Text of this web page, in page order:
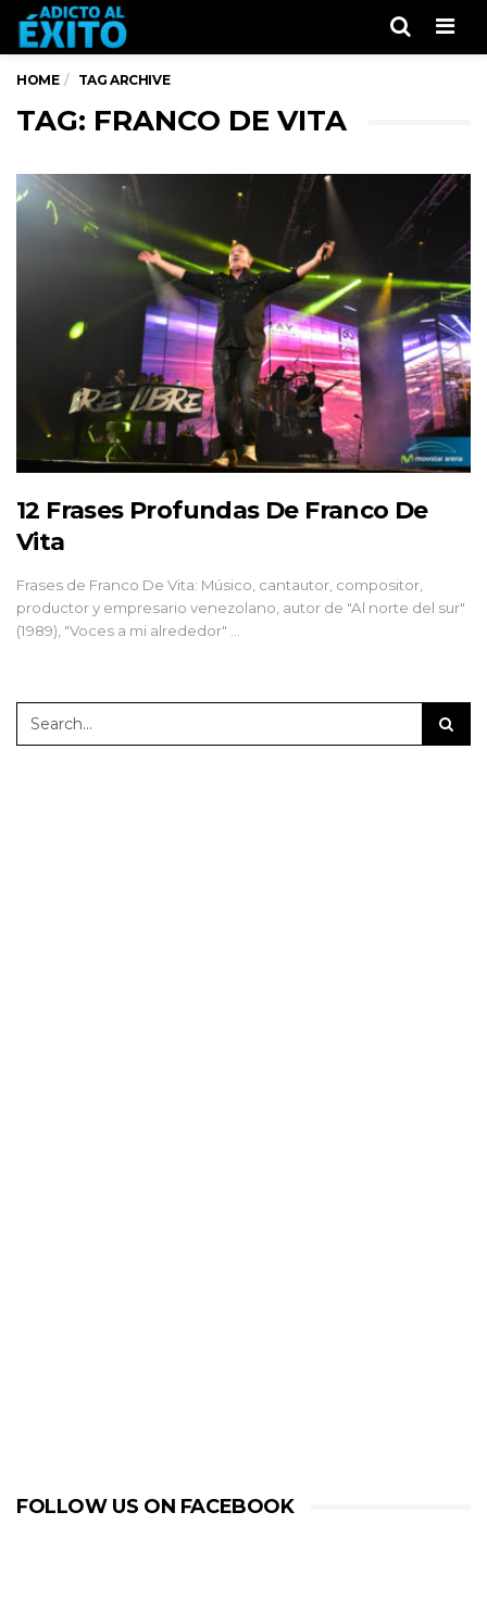
HOME TAG ARCHIVE
TAG: FRANCO DE VITA
12 Frases Profundas De Franco De
Vita
Frases de Franco De Vita: Músico, cantautor, compositor,
productor y empresario venezolano, autor de "Al norte del sur"
(1989), "Voces a mi alrededor" …
FOLLOW US ON FACEBOOK